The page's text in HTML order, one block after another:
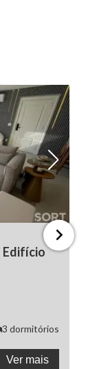
3 dormitórios
Ver mais